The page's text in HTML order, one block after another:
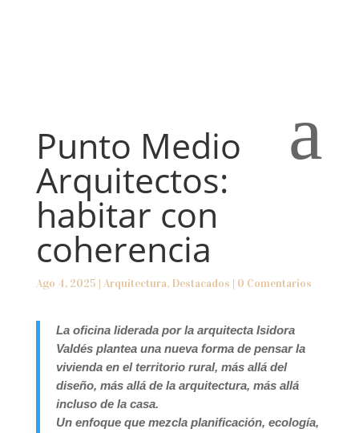
a
Punto Medio
Arquitectos:
habitar con
coherencia
Ago 4, 2025 | Arquitectura, Destacados | 0 Comentarios
La oficina liderada por la arquitecta Isidora
Valdés plantea una nueva forma de pensar la
vivienda en el territorio rural, más allá del
diseño, más allá de la arquitectura, más allá
incluso de la casa.
Un enfoque que mezcla planificación, ecología,